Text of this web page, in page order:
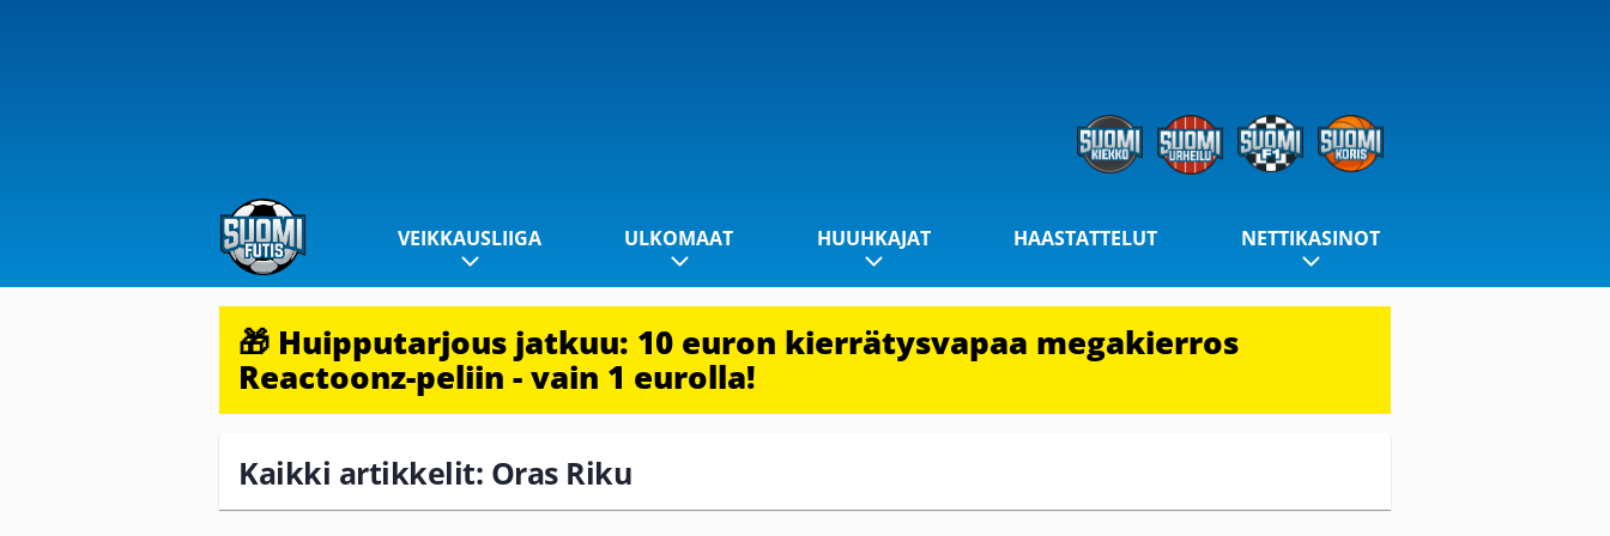
VEIKKAUSLIIGA ULKOMAAT HUUHKAJAT HAASTATTELUT NETTIKASINOT
🎁 Huipputarjous jatkuu: 10 euron kierrätysvapaa megakierros
Reactoonz-peliin - vain 1 eurolla!
Kaikki artikkelit: Oras Riku